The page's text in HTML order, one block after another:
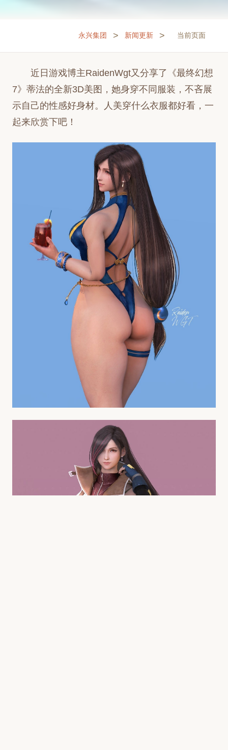
永兴集团 > 新闻更新 > 当前页面
近日游戏博主RaidenWgt又分享了《最终幻想
7》蒂法的全新3D美图，她身穿不同服装，不吝展
示自己的性感好身材。人美穿什么衣服都好看，一
起来欣赏下吧！